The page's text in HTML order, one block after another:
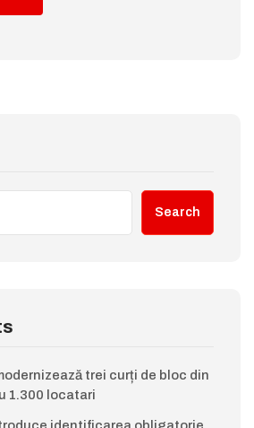
Search
trei curți de bloc din
1.300 locatari